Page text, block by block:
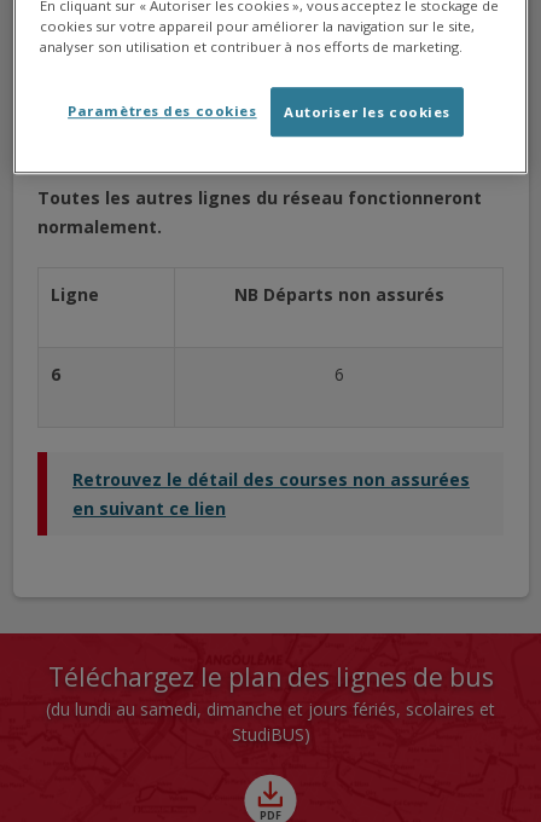
Nous sommes en mesure d’annoncer le maintien de99%
du service.
La ligne 6 est impactée par quelques départs non
Toutes les autres lignes du réseau fonctionneront
normalement.
Ligne NB Départs non assurés
6 6
Retrouvez le détail des courses non assurées
en suivant ce lien
Téléchargez le plan des lignes de bus
(du lundi au samedi, dimanche et jours fériés, scolaires et
StudiBUS)
En cliquant sur « Autoriser les cookies », vous acceptez le stockage de
cookies sur votre appareil pour améliorer la navigation sur le site,
analyser son utilisation et contribuer à nos efforts de marketing.
Autoriser les cookies
Paramètres des cookies